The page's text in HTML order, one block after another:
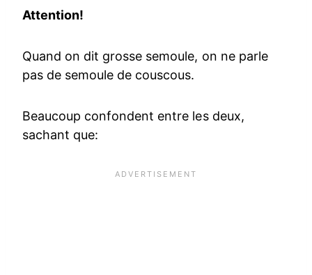
Attention!
Quand on dit grosse semoule, on ne parle
pas de semoule de couscous.
Beaucoup confondent entre les deux,
sachant que: